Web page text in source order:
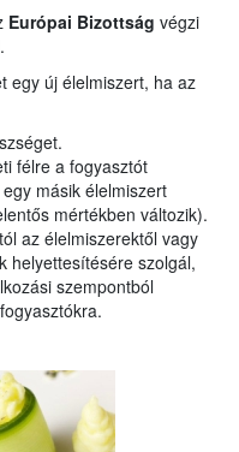
Európai Bizottság végzi
egy új élelmiszert, ha az
félre a fogyasztót
másik élelmiszert
mértékben változik).
az élelmiszerektől vagy
helyettesítésére szolgál,
szempontból